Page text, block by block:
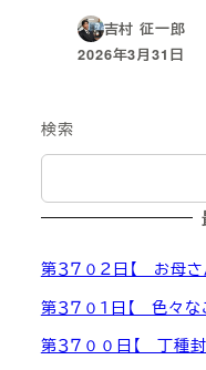
吉村 征一郎
投稿日
2026年3月31日
検索
第３７０２日【 お母
第３７０１日【 色々
第３７００日【 丁種